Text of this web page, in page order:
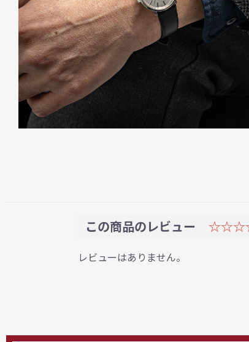
この商品のレビュー
レビューはありません。